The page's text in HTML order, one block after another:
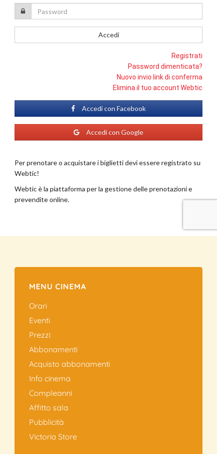
MENU CINEMA
Orari
Eventi
Prezzi
Abbonamenti
Acquisto abbonamenti
Info cinema
Compleanni
Affitto sala
Pubblicità
Victoria Store